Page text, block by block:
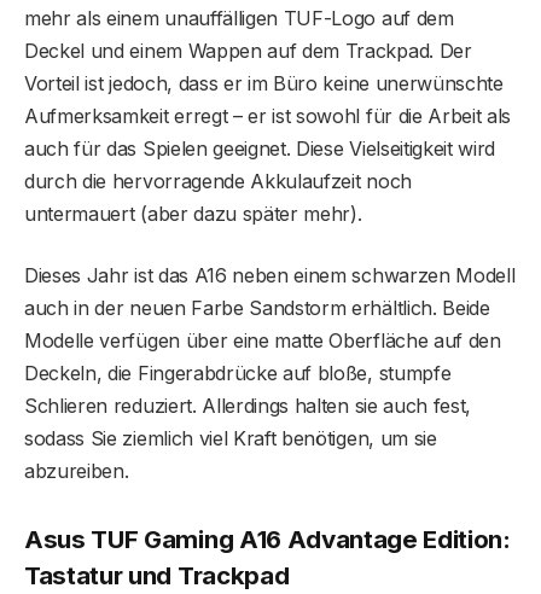
mehr als einem unauffälligen TUF-Logo auf dem
Deckel und einem Wappen auf dem Trackpad. Der
Vorteil ist jedoch, dass er im Büro keine unerwünschte
Aufmerksamkeit erregt – er ist sowohl für die Arbeit als
auch für das Spielen geeignet. Diese Vielseitigkeit wird
durch die hervorragende Akkulaufzeit noch
untermauert (aber dazu später mehr).
Dieses Jahr ist das A16 neben einem schwarzen Modell
auch in der neuen Farbe Sandstorm erhältlich. Beide
Modelle verfügen über eine matte Oberfläche auf den
Deckeln, die Fingerabdrücke auf bloße, stumpfe
Schlieren reduziert. Allerdings halten sie auch fest,
sodass Sie ziemlich viel Kraft benötigen, um sie
abzureiben.
Asus TUF Gaming A16 Advantage Edition:
Tastatur und Trackpad